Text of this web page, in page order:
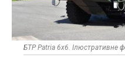
БТР Patria 6x6. Ілюстративне